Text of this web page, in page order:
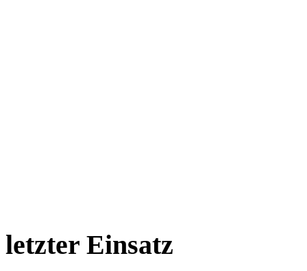
letzter Einsatz